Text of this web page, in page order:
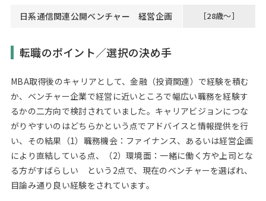
日系通信関連公開ベンチャー 経営企画 ［28歳～］
転職のポイント／選択の決め手
MBA取得後のキャリアとして、金融（投資関連）で経験を積む
か、ベンチャー企業で経営に近いところで幅広い職務を経験す
るかの二方向で検討されていました。キャリアビジョンにつな
がりやすいのはどちらかという点でアドバイスと情報提供を行
い、その結果（1）職務機会：ファイナンス、あるいは経営企画
により直結している点、（2）環境面：一緒に働く方や上司とな
る方がすばらしい という2点で、現在のベンチャーを選ばれ、
目論み通り良い経験をされています。